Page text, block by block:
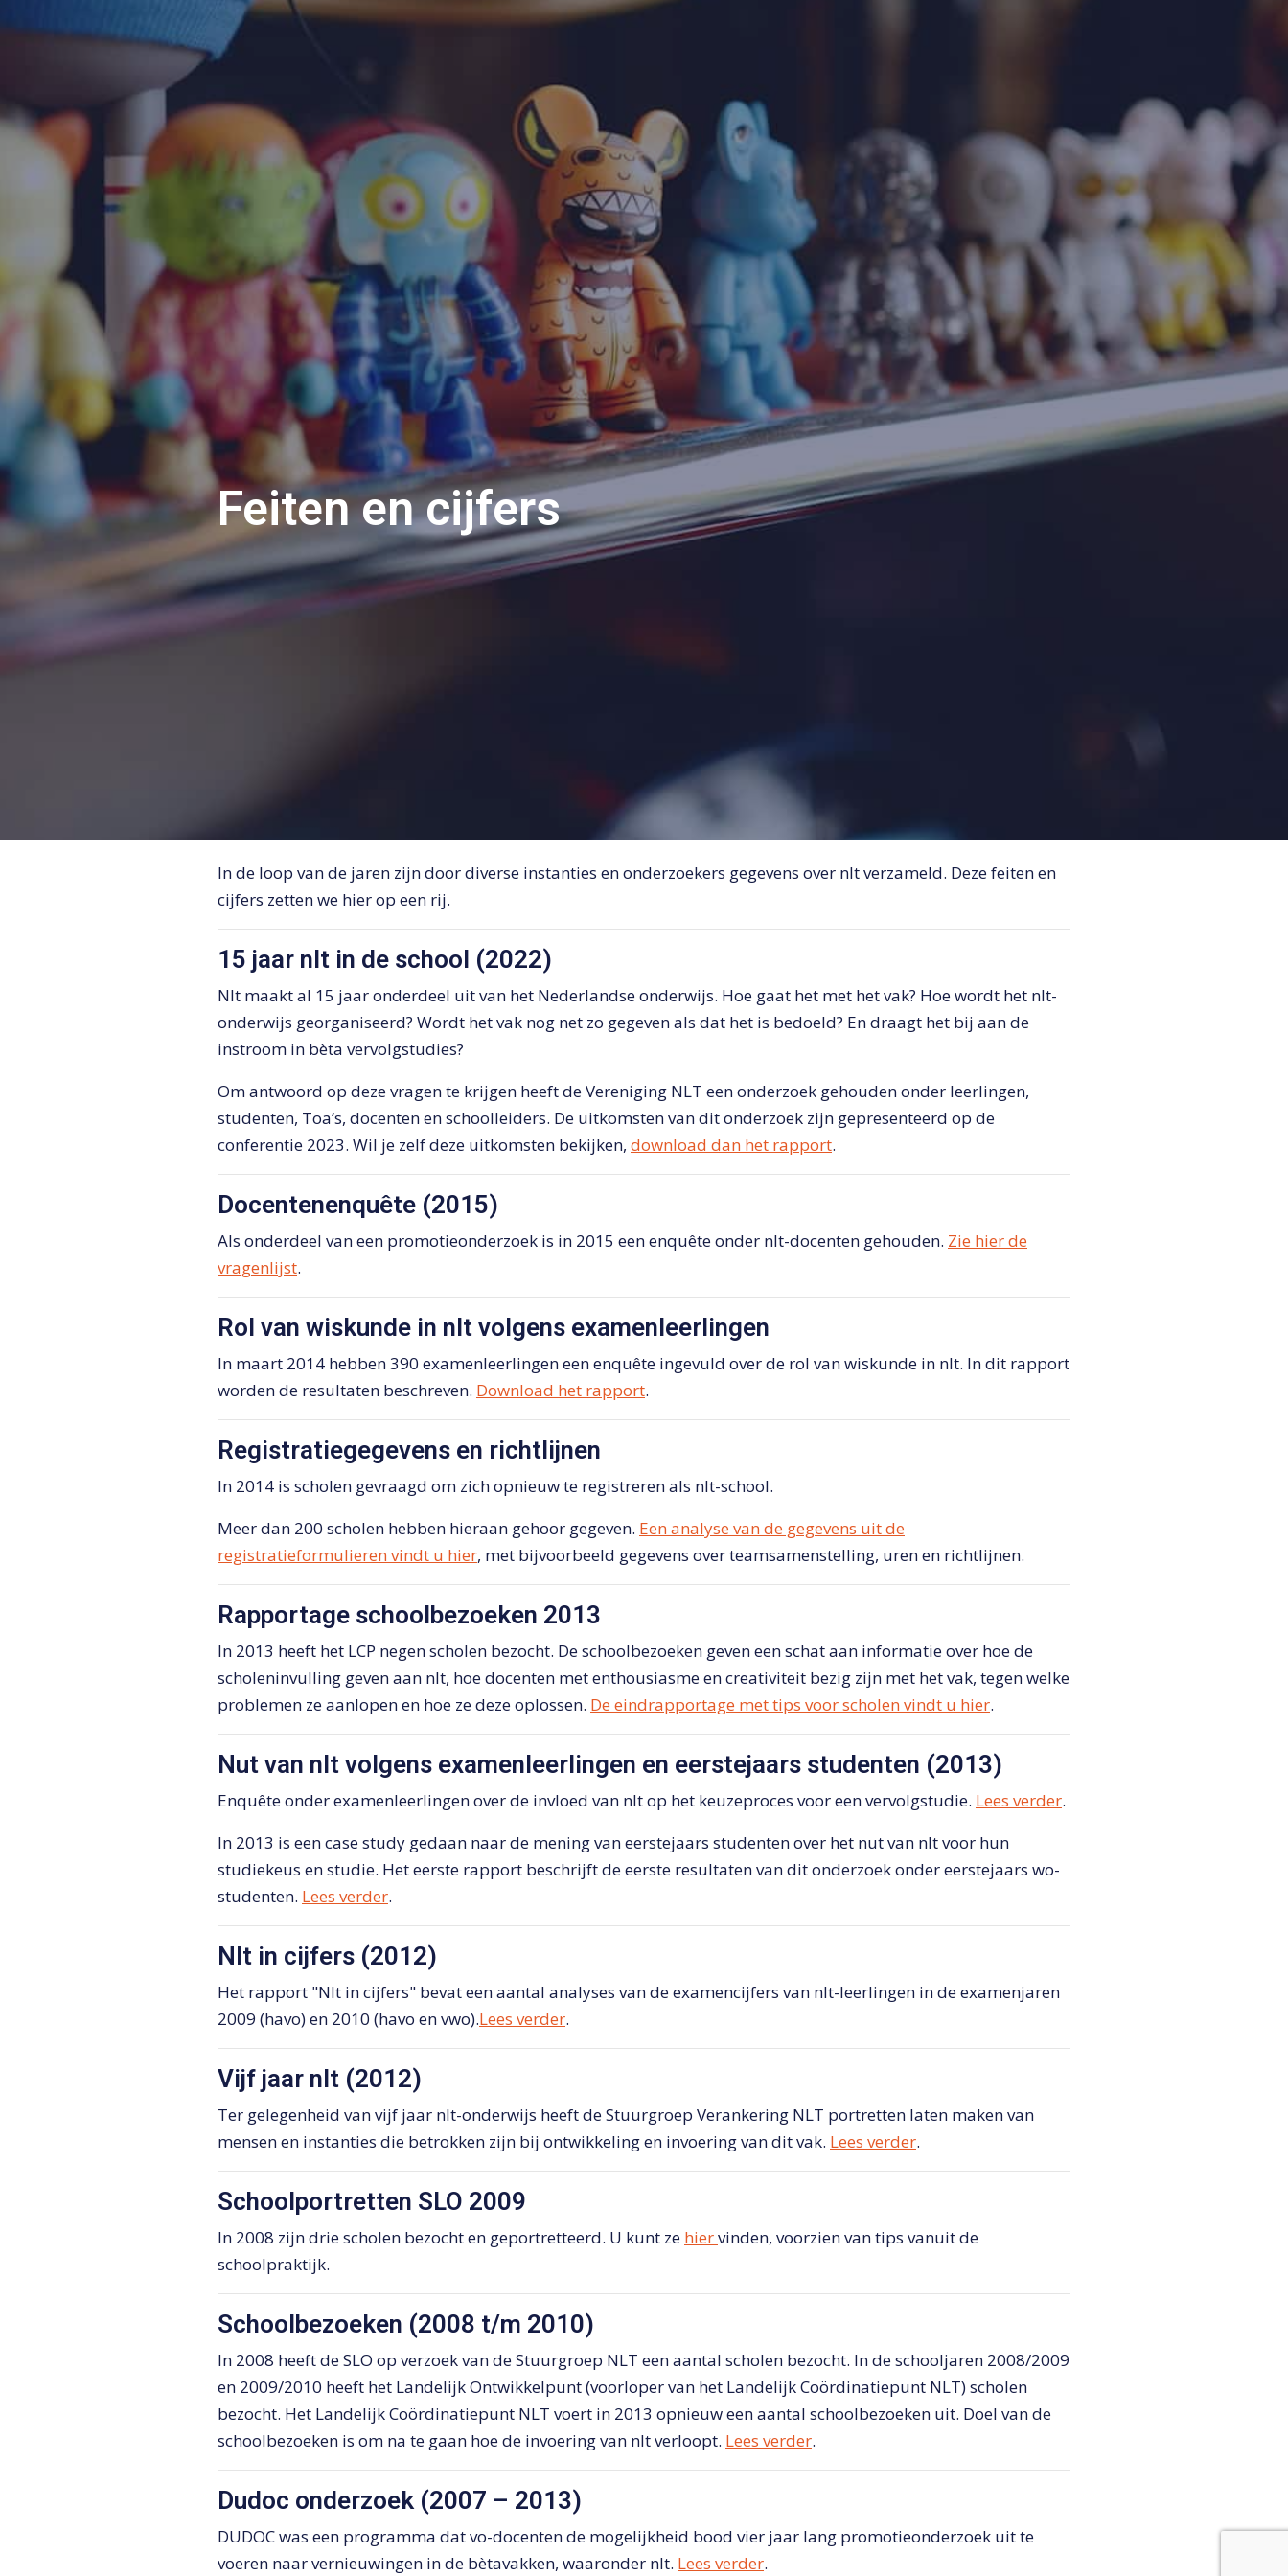
Feiten en cijfers
In de loop van de jaren zijn door diverse instanties en onderzoekers gegevens over nlt verzameld. Deze feiten en
cijfers zetten we hier op een rij.
15 jaar nlt in de school (2022)
Nlt maakt al 15 jaar onderdeel uit van het Nederlandse onderwijs. Hoe gaat het met het vak? Hoe wordt het nlt-
onderwijs georganiseerd? Wordt het vak nog net zo gegeven als dat het is bedoeld? En draagt het bij aan de
instroom in bèta vervolgstudies?
Om antwoord op deze vragen te krijgen heeft de Vereniging NLT een onderzoek gehouden onder leerlingen,
studenten, Toa’s, docenten en schoolleiders. De uitkomsten van dit onderzoek zijn gepresenteerd op de
conferentie 2023. Wil je zelf deze uitkomsten bekijken, download dan het rapport.
Docentenenquête (2015)
Als onderdeel van een promotieonderzoek is in 2015 een enquête onder nlt-docenten gehouden. Zie hier de
vragenlijst.
Rol van wiskunde in nlt volgens examenleerlingen
In maart 2014 hebben 390 examenleerlingen een enquête ingevuld over de rol van wiskunde in nlt. In dit rapport
worden de resultaten beschreven. Download het rapport.
Registratiegegevens en richtlijnen
In 2014 is scholen gevraagd om zich opnieuw te registreren als nlt-school.
Meer dan 200 scholen hebben hieraan gehoor gegeven. Een analyse van de gegevens uit de
registratieformulieren vindt u hier, met bijvoorbeeld gegevens over teamsamenstelling, uren en richtlijnen.
Rapportage schoolbezoeken 2013
In 2013 heeft het LCP negen scholen bezocht. De schoolbezoeken geven een schat aan informatie over hoe de
scholeninvulling geven aan nlt, hoe docenten met enthousiasme en creativiteit bezig zijn met het vak, tegen welke
problemen ze aanlopen en hoe ze deze oplossen. De eindrapportage met tips voor scholen vindt u hier.
Nut van nlt volgens examenleerlingen en eerstejaars studenten (2013)
Enquête onder examenleerlingen over de invloed van nlt op het keuzeproces voor een vervolgstudie. Lees verder.
In 2013 is een case study gedaan naar de mening van eerstejaars studenten over het nut van nlt voor hun
studiekeus en studie. Het eerste rapport beschrijft de eerste resultaten van dit onderzoek onder eerstejaars wo-
studenten. Lees verder.
Nlt in cijfers (2012)
Het rapport "Nlt in cijfers" bevat een aantal analyses van de examencijfers van nlt-leerlingen in de examenjaren
2009 (havo) en 2010 (havo en vwo).Lees verder.
Vijf jaar nlt (2012)
Ter gelegenheid van vijf jaar nlt-onderwijs heeft de Stuurgroep Verankering NLT portretten laten maken van
mensen en instanties die betrokken zijn bij ontwikkeling en invoering van dit vak. Lees verder.
Schoolportretten SLO 2009
In 2008 zijn drie scholen bezocht en geportretteerd. U kunt ze hiervinden, voorzien van tips vanuit de
schoolpraktijk.
Schoolbezoeken (2008 t/m 2010)
In 2008 heeft de SLO op verzoek van de Stuurgroep NLT een aantal scholen bezocht. In de schooljaren 2008/2009
en 2009/2010 heeft het Landelijk Ontwikkelpunt (voorloper van het Landelijk Coördinatiepunt NLT) scholen
bezocht. Het Landelijk Coördinatiepunt NLT voert in 2013 opnieuw een aantal schoolbezoeken uit. Doel van de
schoolbezoeken is om na te gaan hoe de invoering van nlt verloopt. Lees verder.
Dudoc onderzoek (2007 – 2013)
DUDOC was een programma dat vo-docenten de mogelijkheid bood vier jaar lang promotieonderzoek uit te
voeren naar vernieuwingen in de bètavakken, waaronder nlt. Lees verder.